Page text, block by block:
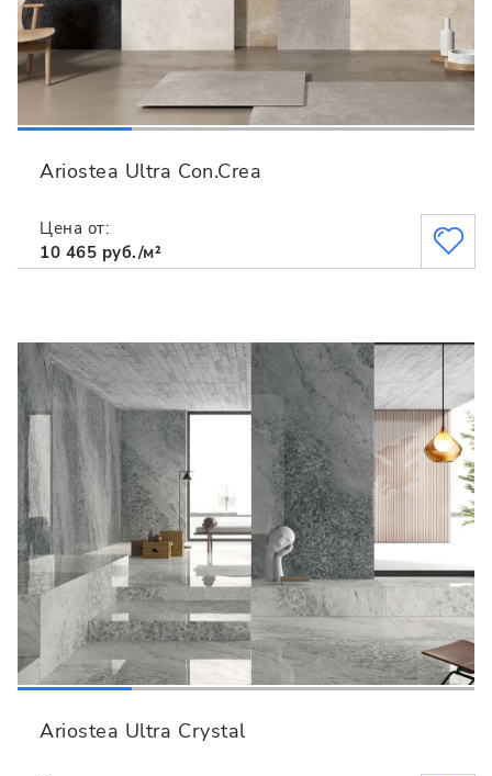
Ariostea Ultra Con.Crea
Цена от:
10 465 руб./м²
Ariostea Ultra Crystal